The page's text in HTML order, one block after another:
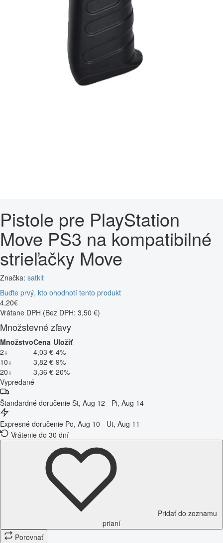
Pistole pre PlayStation
Move PS3 na kompatibilné
strieľačky Move
Značka: satkit
Buďte prvý, kto ohodnotí tento produkt
4,20€
Vrátane DPH (Bez DPH: 3,50 €)
Množstevné zľavy
MnožstvoCena Uložiť
2+
4,03 €-4%
10+
3,82 €-9%
20+
3,36 €-20%
Vypredané
Štandardné doručenie St, Aug 12 - Pi, Aug 14
Expresné doručenie Po, Aug 10 - Ut, Aug 11
Vrátenie do 30 dní
Pridať do zoznamu
prianí
Porovnať